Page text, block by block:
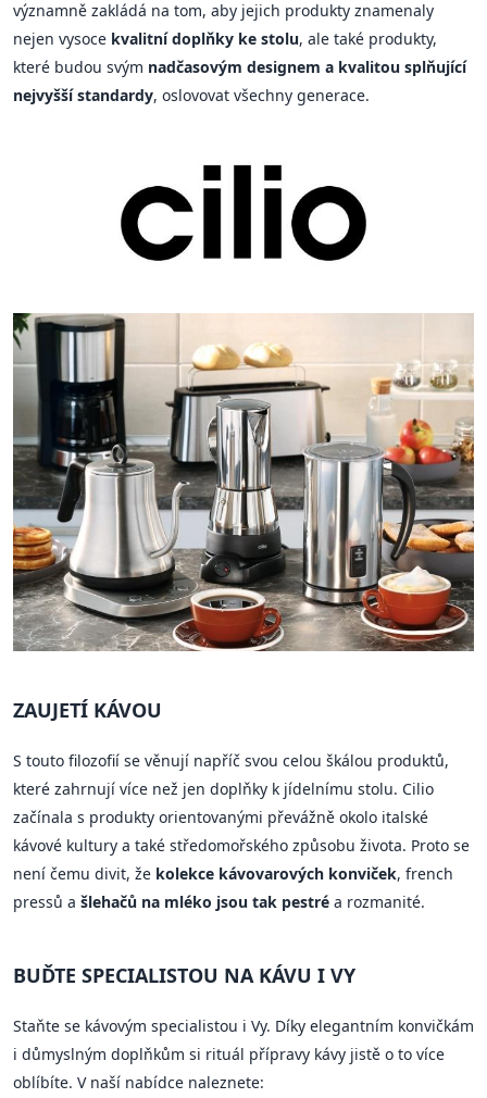
významně zakládá na tom, aby jejich produkty znamenaly
nejen vysoce kvalitní doplňky ke stolu, ale také produkty,
které budou svým nadčasovým designem a kvalitou splňující
nejvyšší standardy, oslovovat všechny generace.
ZAUJETÍ KÁVOU
S touto filozofií se věnují napříč svou celou škálou produktů,
které zahrnují více než jen doplňky k jídelnímu stolu. Cilio
začínala s produkty orientovanými převážně okolo italské
kávové kultury a také středomořského způsobu života. Proto se
není čemu divit, že kolekce kávovarových konviček, french
pressů a šlehačů na mléko jsou tak pestré a rozmanité.
BUĎTE SPECIALISTOU NA KÁVU I VY
Staňte se kávovým specialistou i Vy. Díky elegantním konvičkám
i důmyslným doplňkům si rituál přípravy kávy jistě o to více
oblíbíte. V naší nabídce naleznete: